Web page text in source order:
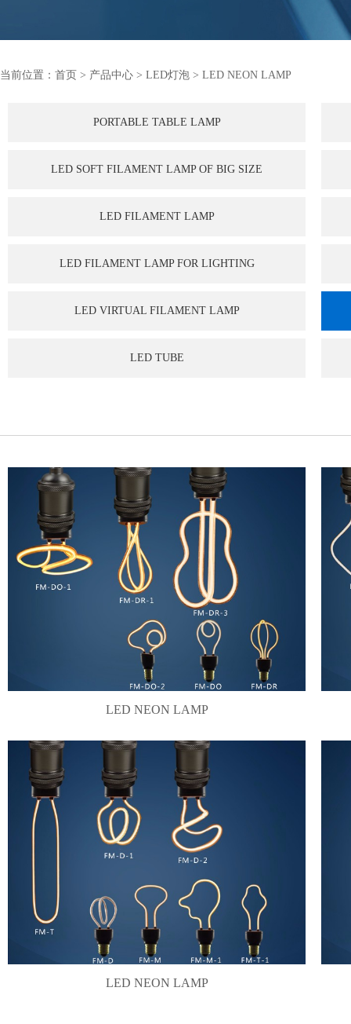
当前位置： 首页 > 产品中心 > LED灯泡 > LED NEON LAMP
PORTABLE TABLE LAMP
LED SOFT FILAMENT LAMP OF BIG SIZE
LED FILAMENT LAMP
LED FILAMENT LAMP FOR LIGHTING
LED VIRTUAL FILAMENT LAMP
LED TUBE
LED NEON LAMP
LED NEON LAMP